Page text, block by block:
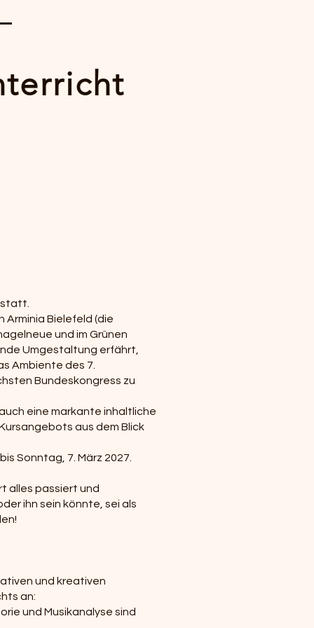
Arminia Bielefeld (die
und im Grünen
Umgestaltung erfährt,
Ambiente des 7.
Bundeskongress zu
eine markante inhaltliche
aus dem Blick
Sonntag, 7. März 2027.
alles passiert und
ihn sein könnte, sei als
und kreativen
an:
und Musikanalyse sind